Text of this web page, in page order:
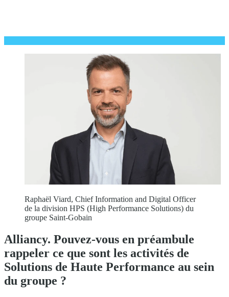
Raphaël Viard, Chief Information and Digital Officer
de la division HPS (High Performance Solutions) du
groupe Saint-Gobain
Alliancy. Pouvez-vous en préambule
rappeler ce que sont les activités de
Solutions de Haute Performance au sein
du groupe ?